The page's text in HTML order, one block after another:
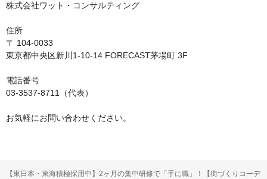
株式会社ワット・コンサルティング
住所
〒 104-0033
東京都中央区新川1-10-14 FORECAST茅場町 3F
電話番号
03-3537-8711（代表）
お気軽にお問い合わせください。
【東日本・東海積極採用中】2ヶ月の集中研修で「手に職」！【街づくりコーデ